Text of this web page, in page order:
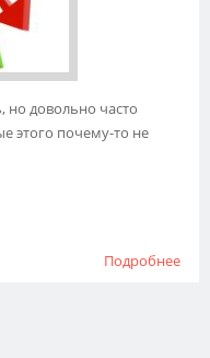
но довольно часто
этого почему-то не
Подробнеео